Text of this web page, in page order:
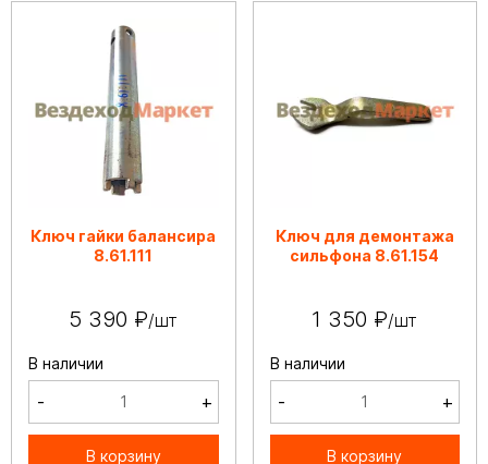
Ключ гайки балансира
8.61.111
5 390 ₽/шт
В наличии
- +
В корзину
Ключ для демонтажа
сильфона 8.61.154
1 350 ₽/шт
В наличии
- +
В корзину